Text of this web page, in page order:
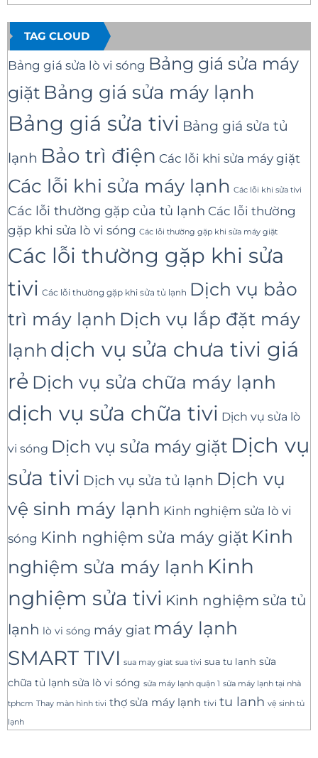
TAG CLOUD
Bảng giá sửa lò vi sóng Bảng giá sửa máy
giặt Bảng giá sửa máy lạnh
Bảng giá sửa tivi Bảng giá sửa tủ
lạnh Bảo trì điện Các lỗi khi sửa máy giặt
Các lỗi khi sửa máy lạnh Các lỗi khi sửa tivi
Các lỗi thường gặp của tủ lạnh Các lỗi thường
gặp khi sửa lò vi sóng Các lỗi thường gặp khi sửa máy giặt
Các lỗi thường gặp khi sửa
tivi Các lỗi thường gặp khi sửa tủ lạnh Dịch vụ bảo
trì máy lạnh Dịch vụ lắp đặt máy
lạnh dịch vụ sửa chưa tivi giá
rẻ Dịch vụ sửa chữa máy lạnh
dịch vụ sửa chữa tivi Dịch vụ sửa lò
vi sóng Dịch vụ sửa máy giặt Dịch vụ
sửa tivi Dịch vụ sửa tủ lạnh Dịch vụ
vệ sinh máy lạnh Kinh nghiệm sửa lò vi
sóng Kinh nghiệm sửa máy giặt Kinh
nghiệm sửa máy lạnh Kinh
nghiệm sửa tivi Kinh nghiệm sửa tủ
lạnh lò vi sóng máy giat máy lạnh
SMART TIVI sua may giat sua tivi sua tu lanh sửa
chữa tủ lạnh sửa lò vi sóng sửa máy lạnh quận 1 sửa máy lạnh tại nhà
tphcm Thay màn hình tivi thợ sửa máy lạnh tivi tu lanh vệ sinh tủ
lạnh